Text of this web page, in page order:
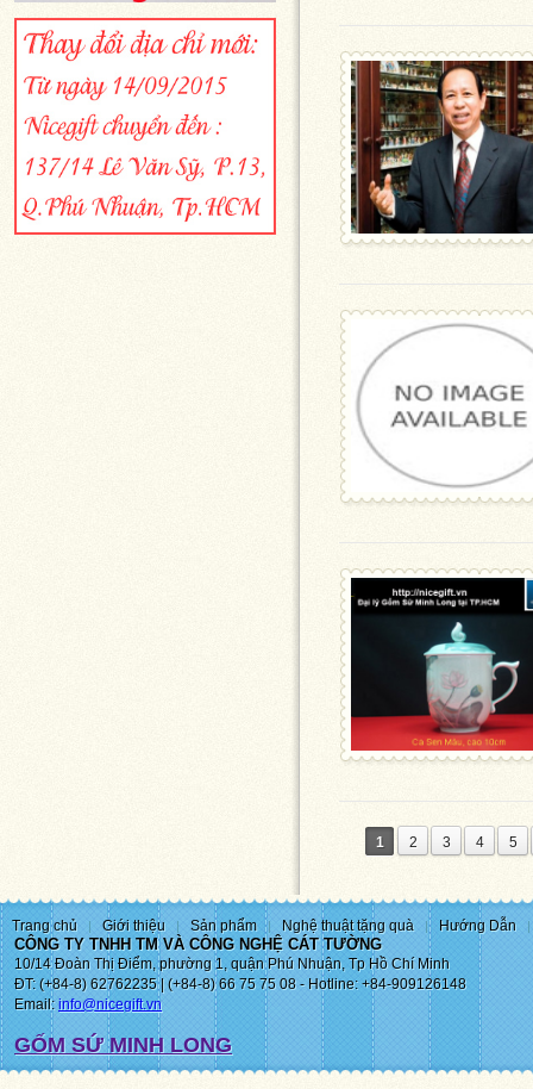
1 2 3 4 5
Trang chủ Giới thiệu Sản phẩm Nghệ thuật tặng quà Hướng Dẫn
CÔNG TY TNHH TM VÀ CÔNG NGHỆ CÁT TƯỜNG
10/14 Đoàn Thị Điểm, phường 1, quận Phú Nhuận, Tp Hồ Chí Minh
ĐT: (+84-8) 62762235 | (+84-8) 66 75 75 08 - Hotline: +84-909126148
Email:info@nicegift.vn
GỐM SỨ MINH LONG